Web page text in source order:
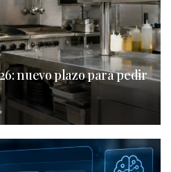
nuevo plazo para pedir